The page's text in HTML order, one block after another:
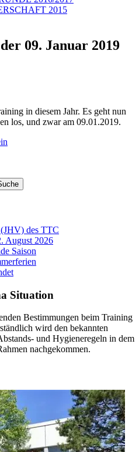
2015
09. Januar 2019
in diesem Jahr. Es geht nun
los, und zwar am 09.01.2019.
(JHV) des TTC
August 2026
Saison
Situation
Bestimmungen beim Training
wird den bekannten
und Hygieneregeln in dem
nachgekommen.